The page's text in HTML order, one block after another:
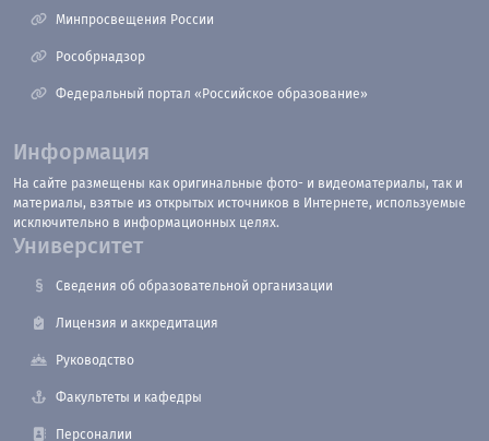
Минпросвещения России
Рособрнадзор
Федеральный портал «Российское образование»
Информация
На сайте размещены как оригинальные фото- и видеоматериалы, так и
материалы, взятые из открытых источников в Интернете, используемые
исключительно в информационных целях.
Университет
Сведения об образовательной организации
Лицензия и аккредитация
Руководство
Факультеты и кафедры
Персоналии